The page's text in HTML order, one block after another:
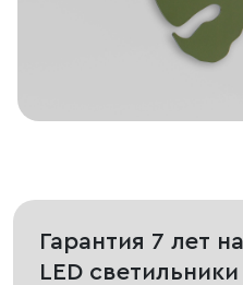
Гарантия 7 лет на
LED светильники